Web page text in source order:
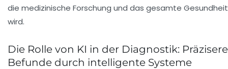
die medizinische Forschung und das gesamte
wird.
Die Rolle von KI in der Diagnostik:
Befunde durch intelligente Systeme